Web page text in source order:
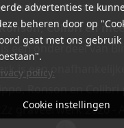
- Ruime collectie
Colibri en
een onderdeel van
is een
Ronson en
graveerwerk 2026 -
advertenties te
beheren door op
gaat met ons
policy.
Cookie instellingen